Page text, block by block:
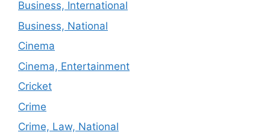
Business, International
Business, National
Cinema
Cinema, Entertainment
Cricket
Crime
Crime, Law, National